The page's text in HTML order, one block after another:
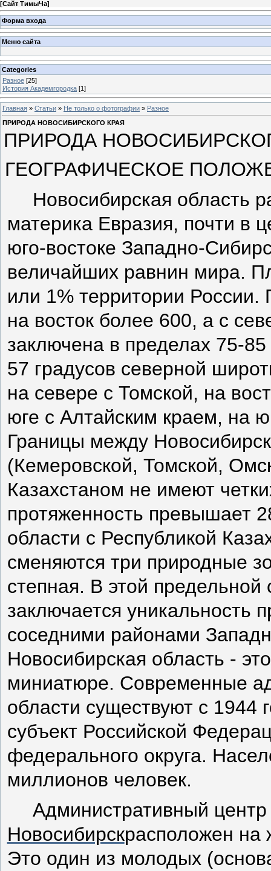
[Сайт ТимыЧа]
Форма входа
Меню сайта
Categories
Разное [25]
История Академгородка [1]
Главная » Статьи » Не только о фотографии » Разное
ПРИРОДА НОВОСИБИРСКОГО КРАЯ
ПРИРОДА
ГЕОГРАФИЧЕСКОЕ
Новосибирская область
материка Евразия, почти в
юго-востоке Западно-
величайших равнин мира.
или 1% территории России.
на восток более 600, а с
заключена в пределах 75-
57 градусов северной
на севере с Томской, на
юге с Алтайским краем, на
Границы между
(Кемеровской, Томской,
Казахстаном не имеют
протяженность превышает
области с Республикой
сменяются три природные
степная. В этой
заключается уникальность
соседними районами
Новосибирская область -
миниатюре. Современные
области существуют с 1944
субъект Российской
федерального округа.
миллионов человек.
Административный
Новосибирскрасположен на
Это один из молодых